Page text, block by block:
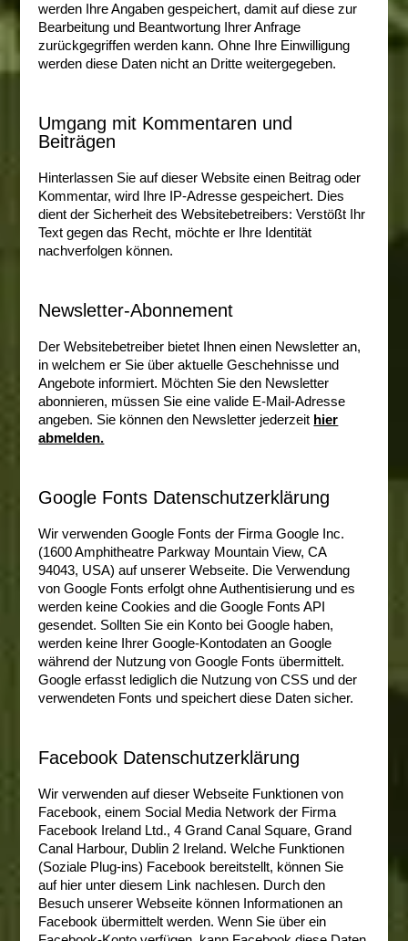
werden Ihre Angaben gespeichert, damit auf diese zur
Bearbeitung und Beantwortung Ihrer Anfrage
zurückgegriffen werden kann. Ohne Ihre Einwilligung
werden diese Daten nicht an Dritte weitergegeben.
Umgang mit Kommentaren und
Beiträgen
Hinterlassen Sie auf dieser Website einen Beitrag oder
Kommentar, wird Ihre IP-Adresse gespeichert. Dies
dient der Sicherheit des Websitebetreibers: Verstößt Ihr
Text gegen das Recht, möchte er Ihre Identität
nachverfolgen können.
Newsletter-Abonnement
Der Websitebetreiber bietet Ihnen einen Newsletter an,
in welchem er Sie über aktuelle Geschehnisse und
Angebote informiert. Möchten Sie den Newsletter
abonnieren, müssen Sie eine valide E-Mail-Adresse
angeben. Sie können den Newsletter jederzeit hier
abmelden.
Google Fonts Datenschutzerklärung
Wir verwenden Google Fonts der Firma Google Inc.
(1600 Amphitheatre Parkway Mountain View, CA
94043, USA) auf unserer Webseite. Die Verwendung
von Google Fonts erfolgt ohne Authentisierung und es
werden keine Cookies and die Google Fonts API
gesendet. Sollten Sie ein Konto bei Google haben,
werden keine Ihrer Google-Kontodaten an Google
während der Nutzung von Google Fonts übermittelt.
Google erfasst lediglich die Nutzung von CSS und der
verwendeten Fonts und speichert diese Daten sicher.
Facebook Datenschutzerklärung
Wir verwenden auf dieser Webseite Funktionen von
Facebook, einem Social Media Network der Firma
Facebook Ireland Ltd., 4 Grand Canal Square, Grand
Canal Harbour, Dublin 2 Ireland. Welche Funktionen
(Soziale Plug-ins) Facebook bereitstellt, können Sie
auf hier unter diesem Link nachlesen. Durch den
Besuch unserer Webseite können Informationen an
Facebook übermittelt werden. Wenn Sie über ein